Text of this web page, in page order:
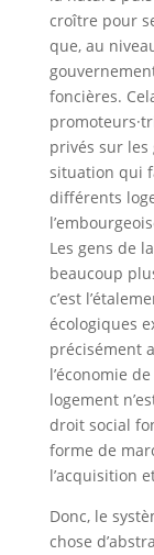
croître pour
que, au
foncières.
privés sur les
situation qui
différents
Les gens de
beaucoup
c’est
écologiques
précisément
l’économie
logement
droit social
forme de
l’acquisition
Donc, le
chose